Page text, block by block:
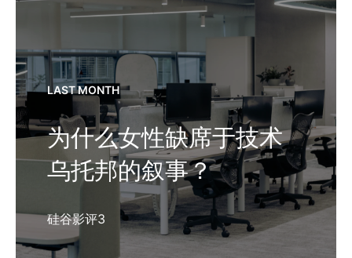
LAST MONTH
为什么女性缺席于技术
乌托邦的叙事？
硅谷影评3